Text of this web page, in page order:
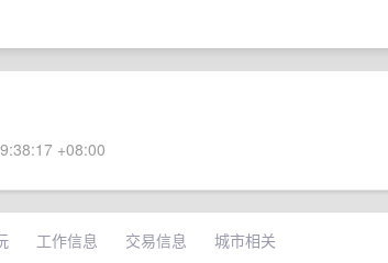
+08:00
工作信息 交易信息 城市相关